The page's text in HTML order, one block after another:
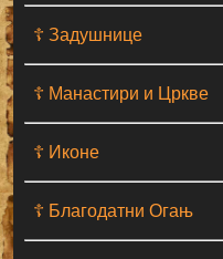
☦ Задушнице
☦ Манастири и Цркве
☦ Иконе
☦ Благодатни Огањ